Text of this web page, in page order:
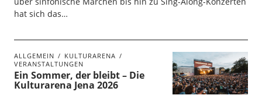
hat sich das…
ALLGEMEIN
KULTURARENA
VERANSTALTUNGEN
Ein Sommer, der bleibt – Die
Kulturarena Jena 2026